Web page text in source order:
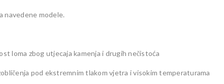
navedene modele.
loma zbog utjecaja kamenja i drugih nečistoća
pod ekstremnim tlakom vjetra i visokim temperaturama